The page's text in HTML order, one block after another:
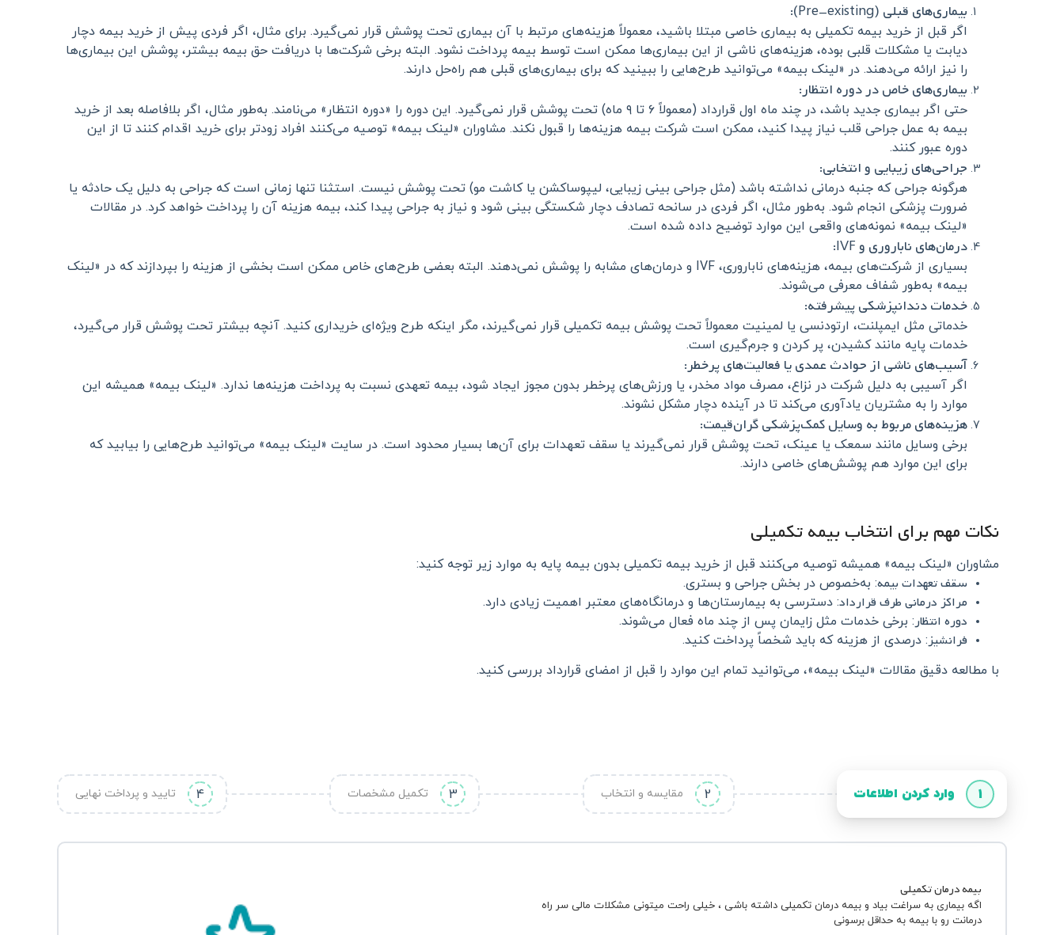
بیماری‌های قبلی (Pre-existing):
اگر قبل از خرید بیمه تکمیلی به بیماری خاصی مبتلا باشید، معمولاً هزینه‌های مرتبط با آن بیماری تحت پوشش قرار نمی‌گیرد. برای مثال، اگر فردی پیش از خرید بیمه دچار
دیابت یا مشکلات قلبی بوده، هزینه‌های ناشی از این بیماری‌ها ممکن است توسط بیمه پرداخت نشود. البته برخی شرکت‌ها با دریافت حق بیمه بیشتر، پوشش این بیماری‌ها
را نیز ارائه می‌دهند. در «لینک بیمه» می‌توانید طرح‌هایی را ببینید که برای بیماری‌های قبلی هم راه‌حل دارند.
بیماری‌های خاص در دوره انتظار:
حتی اگر بیماری جدید باشد، در چند ماه اول قرارداد (معمولاً ۶ تا ۹ ماه) تحت پوشش قرار نمی‌گیرد. این دوره را «دوره انتظار» می‌نامند. به‌طور مثال، اگر بلافاصله بعد از خرید
بیمه به عمل جراحی قلب نیاز پیدا کنید، ممکن است شرکت بیمه هزینه‌ها را قبول نکند. مشاوران «لینک بیمه» توصیه می‌کنند افراد زودتر برای خرید اقدام کنند تا از این
دوره عبور کنند.
جراحی‌های زیبایی و انتخابی:
هرگونه جراحی که جنبه درمانی نداشته باشد (مثل جراحی بینی زیبایی، لیپوساکشن یا کاشت مو) تحت پوشش نیست. استثنا تنها زمانی است که جراحی به دلیل یک حادثه یا
ضرورت پزشکی انجام شود. به‌طور مثال، اگر فردی در سانحه تصادف دچار شکستگی بینی شود و نیاز به جراحی پیدا کند، بیمه هزینه آن را پرداخت خواهد کرد. در مقالات
«لینک بیمه» نمونه‌های واقعی این موارد توضیح داده شده است.
درمان‌های ناباروری و IVF:
بسیاری از شرکت‌های بیمه، هزینه‌های ناباروری، IVF و درمان‌های مشابه را پوشش نمی‌دهند. البته بعضی طرح‌های خاص ممکن است بخشی از هزینه را بپردازند که در «لینک
بیمه» به‌طور شفاف معرفی می‌شوند.
خدمات دندانپزشکی پیشرفته:
خدماتی مثل ایمپلنت، ارتودنسی یا لمینیت معمولاً تحت پوشش بیمه تکمیلی قرار نمی‌گیرند، مگر اینکه طرح ویژه‌ای خریداری کنید. آنچه بیشتر تحت پوشش قرار می‌گیرد،
خدمات پایه مانند کشیدن، پر کردن و جرم‌گیری است.
آسیب‌های ناشی از حوادث عمدی یا فعالیت‌های پرخطر:
اگر آسیبی به دلیل شرکت در نزاع، مصرف مواد مخدر، یا ورزش‌های پرخطر بدون مجوز ایجاد شود، بیمه تعهدی نسبت به پرداخت هزینه‌ها ندارد. «لینک بیمه» همیشه این
موارد را به مشتریان یادآوری می‌کند تا در آینده دچار مشکل نشوند.
هزینه‌های مربوط به وسایل کمک‌پزشکی گران‌قیمت:
برخی وسایل مانند سمعک یا عینک، تحت پوشش قرار نمی‌گیرند یا سقف تعهدات برای آن‌ها بسیار محدود است. در سایت «لینک بیمه» می‌توانید طرح‌هایی را بیابید که
برای این موارد هم پوشش‌های خاصی دارند.
نکات مهم برای انتخاب بیمه تکمیلی
مشاوران «لینک بیمه» همیشه توصیه می‌کنند قبل از خرید بیمه تکمیلی بدون بیمه پایه به موارد زیر توجه کنید:
سقف تعهدات بیمه: به‌خصوص در بخش جراحی و بستری.
مراکز درمانی طرف قرارداد: دسترسی به بیمارستان‌ها و درمانگاه‌های معتبر اهمیت زیادی دارد.
دوره انتظار: برخی خدمات مثل زایمان پس از چند ماه فعال می‌شوند.
فرانشیز: درصدی از هزینه که باید شخصاً پرداخت کنید.
با مطالعه دقیق مقالات «لینک بیمه»، می‌توانید تمام این موارد را قبل از امضای قرارداد بررسی کنید.
1 وارد کردن اطلاعات 2 مقایسه و انتخاب 3 تکمیل مشخصات 4 تایید و پرداخت نهایی
بیمه درمان تکمیلی
اگه بیماری به سراغت بیاد و بیمه درمان تکمیلی داشته باشی ، خیلی راحت میتونی مشکلات مالی سر راه
درمانت رو با بیمه به حداقل برسونی